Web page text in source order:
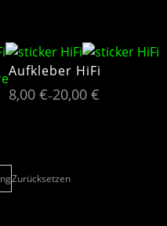
Aufkleber HiFi
8,00 €–20,00 €
Zurücksetzen